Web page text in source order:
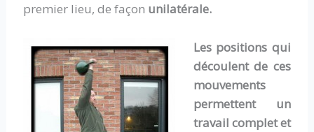
premier lieu, de façon unilatérale.
Les positions qui
découlent de ces
mouvements
permettent un
travail complet et